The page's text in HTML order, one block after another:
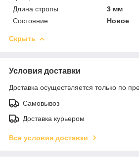
Длина стропы
3 мм
Состояние
Новое
Скрыть
Условия доставки
Доставка осуществляется только по
Самовывоз
Доставка курьером
Все условия доставки